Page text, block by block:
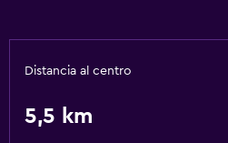
Distancia al centro
5,5 km